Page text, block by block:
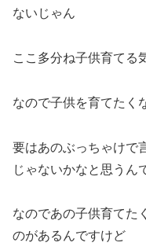
ないじゃん
ここ多分ね子供育てる
なので子供を育てたく
要はあのぶっちゃけで
じゃないかなと思うん
なのであの子供育てた
のがあるんですけど